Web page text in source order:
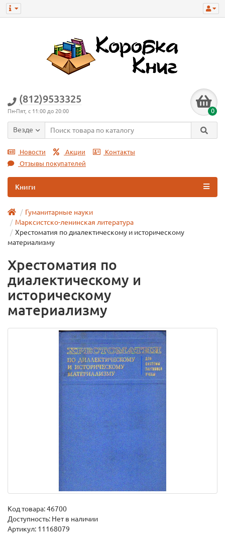
(812)9533325
Пн-Пят, с 11:00 до 20:00 0
Везде
Новости Акции
Контакты
Отзывы покупателей
Книги
Гуманитарные науки
Марксистско-ленинская литература
Хрестоматия по диалектическому и историческому
материализму
Хрестоматия по
диалектическому и
историческому
материализму
Код товара:46700
Доступность: Нет в наличии
Артикул: 11168079